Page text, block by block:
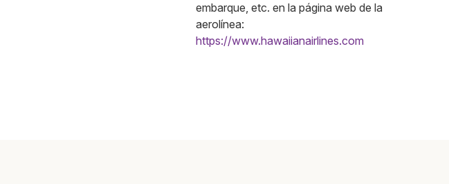
embarque, etc. en la página web de la
aerolínea:
https://www.hawaiianairlines.com